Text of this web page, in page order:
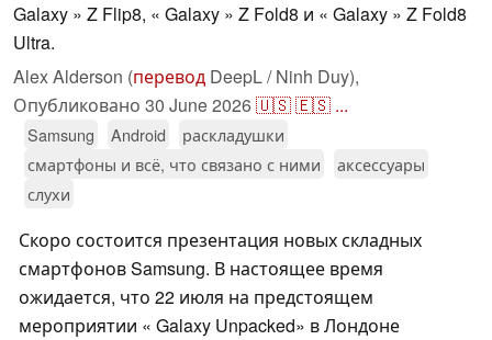
Galaxy » Z Flip8, « Galaxy » Z Fold8 и « Galaxy » Z Fold8
Ultra.
Alex Alderson (перевод DeepL / Ninh Duy),
Опубликовано 30 June 2026🇺🇸🇪🇸 ...
Samsung Android
раскладушки
смартфоны и всё, что связано с ними
аксессуары
слухи
Скоро состоится презентация новых складных
смартфонов Samsung. В настоящее время
ожидается, что 22 июля на предстоящем
мероприятии « Galaxy Unpacked» в Лондоне